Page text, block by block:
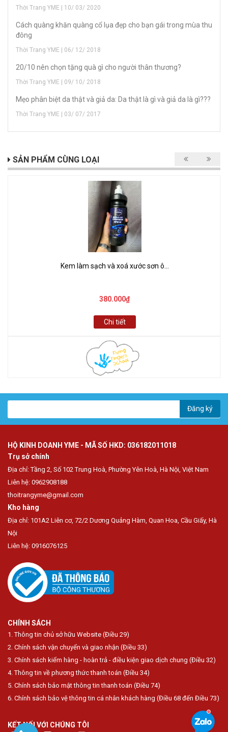
Thời Trang YME | 10/ 03/ 2020
Cách quàng khăn quàng cổ lụa đẹp cho bạn gái trong mùa thu
đông
Thời Trang YME | 06/ 12/ 2018
20/10 nên chọn tặng quà gì cho người thân thương?
Thời Trang YME | 09/ 10/ 2018
Mẹo phân biệt da thật và giả da: Da thật là gì và giả da là gì???
Thời Trang YME | 03/ 07/ 2017
SẢN PHẨM CÙNG LOẠI
Kem làm sạch và xoá xước sơn ô...
380.000₫
Chi tiết
Đăng ký
HỘ KINH DOANH YME - MÃ SỐ HKD: 036182011018
Trụ sở chính
Địa chỉ: Tầng 2, Số 102 Trung Hoà, Phường Yên Hoà, Hà Nội, Việt Nam
Liên hệ: 0962908188
thoitrangyme@gmail.com
Kho hàng
Địa chỉ: 101A2 Liên cơ, 72/2 Dương Quảng Hàm, Quan Hoa, Cầu Giấy, Hà
Nội
Liên hệ: 0916076125
CHÍNH SÁCH
1. Thông tin chủ sở hữu Website (Điều 29)
2. Chính sách vận chuyển và giao nhận (Điều 33)
3. Chính sách kiểm hàng - hoàn trả - điều kiện giao dịch chung (Điều 32)
4. Thông tin về phương thức thanh toán (Điều 34)
5. Chính sách bảo mật thông tin thanh toán (Điều 74)
6. Chính sách bảo vệ thông tin cá nhân khách hàng (Điều 68 đến Điều 73)
KẾT NỐI VỚI CHÚNG TÔI